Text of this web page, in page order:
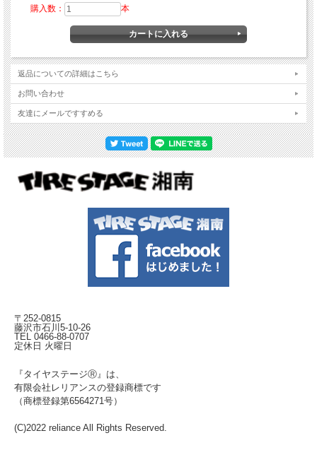
購入数： 本
返品についての詳細はこちら
お問い合わせ
友達にメールですすめる
〒252-0815
藤沢市石川5-10-26
TEL 0466-88-0707
定休日 火曜日
『タイヤステージⓇ』は、
有限会社レリアンスの登録商標です
（商標登録第6564271号）
(C)2022 reliance All Rights Reserved.